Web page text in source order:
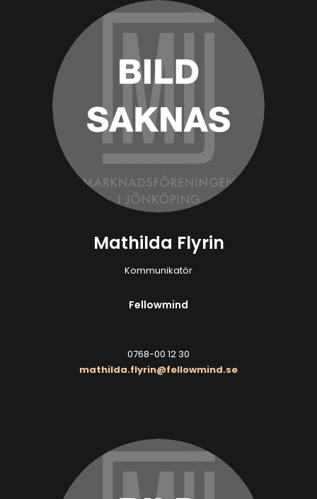
Mathilda Flyrin
Kommunikatör
Fellowmind
0768-00 12 30
mathilda.flyrin@fellowmind.se